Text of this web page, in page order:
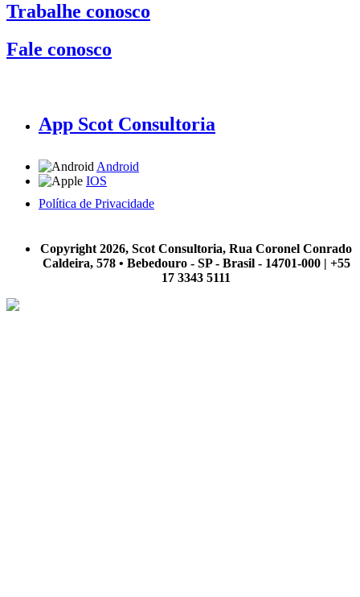
Trabalhe conosco
Fale conosco
App Scot Consultoria
Android
IOS
Política de Privacidade
Copyright 2026, Scot Consultoria, Rua Coronel Conrado
Caldeira, 578 • Bebedouro - SP - Brasil - 14701-000 | +55
17 3343 5111